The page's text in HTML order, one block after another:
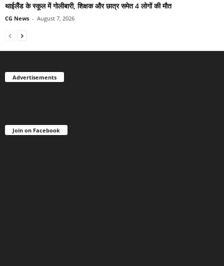
थाईलैंड के स्कूल में गोलीबारी, शिक्षक और छात्र समेत 4 लोगों की मौत
CG News - August 7, 2026
Advertisements
Join on Facebook